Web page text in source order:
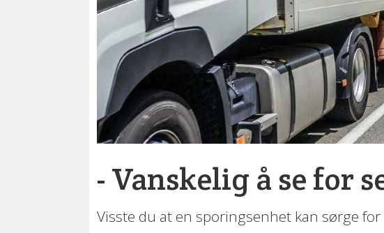
- Vanskelig å se for
Visste du at en sporingsenhet kan sørge